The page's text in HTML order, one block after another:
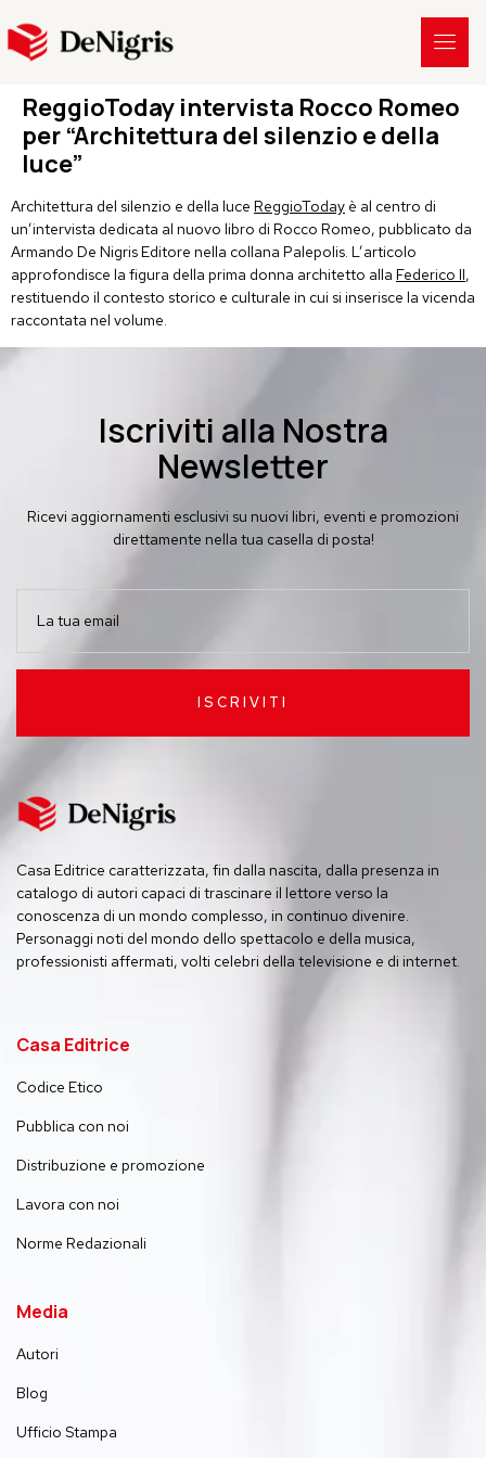
ReggioToday intervista Rocco Romeo
per “Architettura del silenzio e della
luce”
Architettura del silenzio e della luce ReggioToday è al centro di
un’intervista dedicata al nuovo libro di Rocco Romeo, pubblicato da
Armando De Nigris Editore nella collana Palepolis. L’articolo
approfondisce la figura della prima donna architetto alla Federico II,
restituendo il contesto storico e culturale in cui si inserisce la vicenda
raccontata nel volume.
Iscriviti alla Nostra
Newsletter
Ricevi aggiornamenti esclusivi su nuovi libri, eventi e promozioni
direttamente nella tua casella di posta!
ISCRIVITI
Casa Editrice caratterizzata, fin dalla nascita, dalla presenza in
catalogo di autori capaci di trascinare il lettore verso la
conoscenza di un mondo complesso, in continuo divenire.
Personaggi noti del mondo dello spettacolo e della musica,
professionisti affermati, volti celebri della televisione e di internet.
Casa Editrice
Codice Etico
Pubblica con noi
Distribuzione e promozione
Lavora con noi
Norme Redazionali
Media
Autori
Blog
Ufficio Stampa